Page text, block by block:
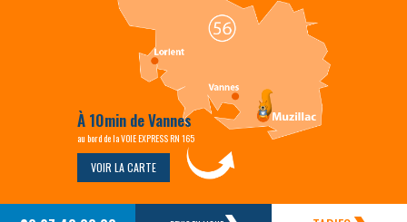
À 10min de Vannes
au bord de la VOIE EXPRESS RN 165
VOIR LA CARTE